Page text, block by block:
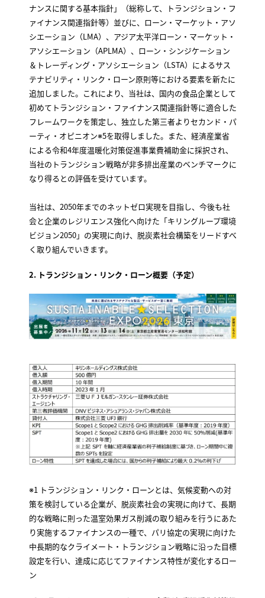
ナンスに関する基本指針」（総称して、トランジション・フ
ァイナンス関連指針等）並びに、ローン・マーケット・アソ
シエーション（LMA）、アジア太平洋ローン・マーケット・
アソシエーション（APLMA）、ローン・シンジケーション
＆トレーディング・アソシエーション（LSTA）によるサス
テナビリティ・リンク・ローン原則等における要素を新たに
追加しました。これにより、当社は、国内の食品企業として
初めてトランジション・ファイナンス関連指針等に適合した
フレームワークを策定し、独立した第三者よりセカンド・パ
ーティ・オピニオン※5を取得しました。また、経済産業省
による令和4年度温暖化対策促進事業費補助金に採択され、
当社のトランジション戦略が非多排出産業のベンチマークに
なり得るとの評価を受けています。
当社は、2050年までのネットゼロ実現を目指し、今後も社
会と企業のレジリエンス強化へ向けた「キリングループ環境
ビジョン2050」の実現に向け、脱炭素社会構築をリードすべ
く取り組んでいきます。
2. トランジション・リンク・ローン概要（予定）
※1 トランジション・リンク・ローンとは、気候変動への対
策を検討している企業が、脱炭素社会の実現に向けて、長期
的な戦略に則った温室効果ガス削減の取り組みを行うにあた
り実施するファイナンスの一種で、パリ協定の実現に向けた
中長期的なクライメート・トランジション戦略に沿った目標
設定を行い、達成に応じてファイナンス特性が変化するロー
ン